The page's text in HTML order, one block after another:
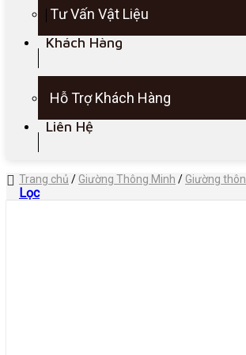
Tư Vấn Vật Liệu
Khách Hàng
Hỗ Trợ Khách Hàng
Liên Hệ
Trang chủ / Giường Thông Minh / Giường
Lọc